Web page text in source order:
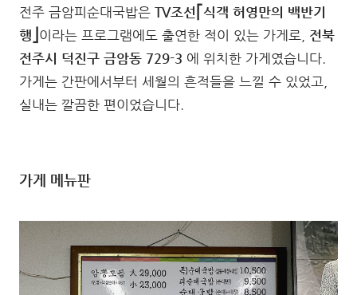
전주 금암피순대국밥은 TV조선⎡식객 허영만의 백반기
행⎦ 이라는 프로그램에도 출연한 적이 있는 가게로, 전북
전주시 덕진구 금암동 729-3 에 위치한 가게였습니다.
가게는 간판에서부터 세월의 흔적들을 느낄 수 있었고,
실내는 깔끔한 편이었습니다.
가게 메뉴판